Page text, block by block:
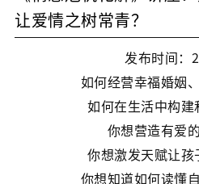
让爱情之树常青？
发布时间：
如何经营幸福婚姻
如何在生活中构建
你想营造有爱
你想激发天赋让孩
你想知道如何读懂